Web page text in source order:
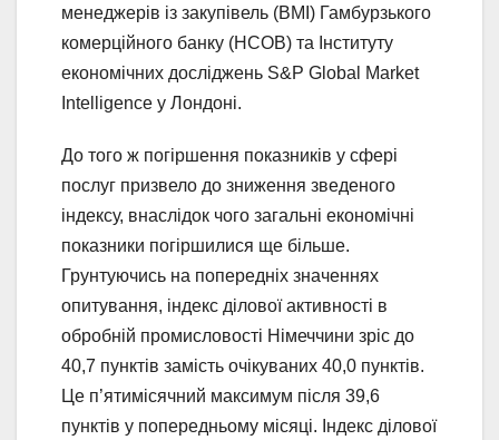
менеджерів із закупівель (BMI) Гамбурзького
комерційного банку (HCOB) та Інституту
економічних досліджень S&P Global Market
Intelligence у Лондоні.
До того ж погіршення показників у сфері
послуг призвело до зниження зведеного
індексу, внаслідок чого загальні економічні
показники погіршилися ще більше.
Грунтуючись на попередніх значеннях
опитування, індекс ділової активності в
обробній промисловості Німеччини зріс до
40,7 пунктів замість очікуваних 40,0 пунктів.
Це п’ятимісячний максимум після 39,6
пунктів у попередньому місяці. Індекс ділової